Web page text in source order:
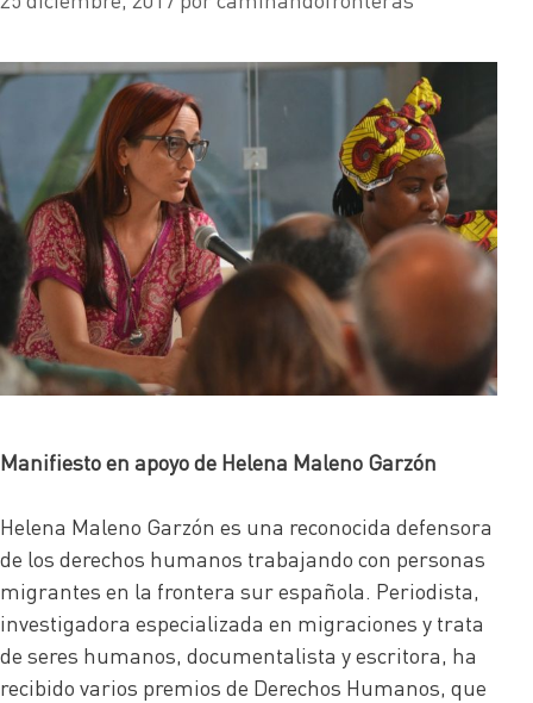
Manifiesto en apoyo de Helena Maleno Garzón
Helena Maleno Garzón es una reconocida defensora
de los derechos humanos trabajando con personas
migrantes en la frontera sur española. Periodista,
investigadora especializada en migraciones y trata
de seres humanos, documentalista y escritora, ha
recibido varios premios de Derechos Humanos, que